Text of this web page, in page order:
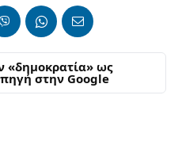
«δημοκρατία» ως
στην Google